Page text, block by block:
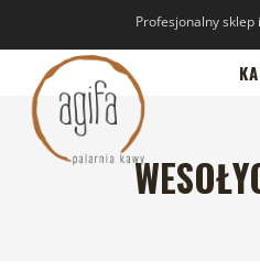
Profesjonalny sklep